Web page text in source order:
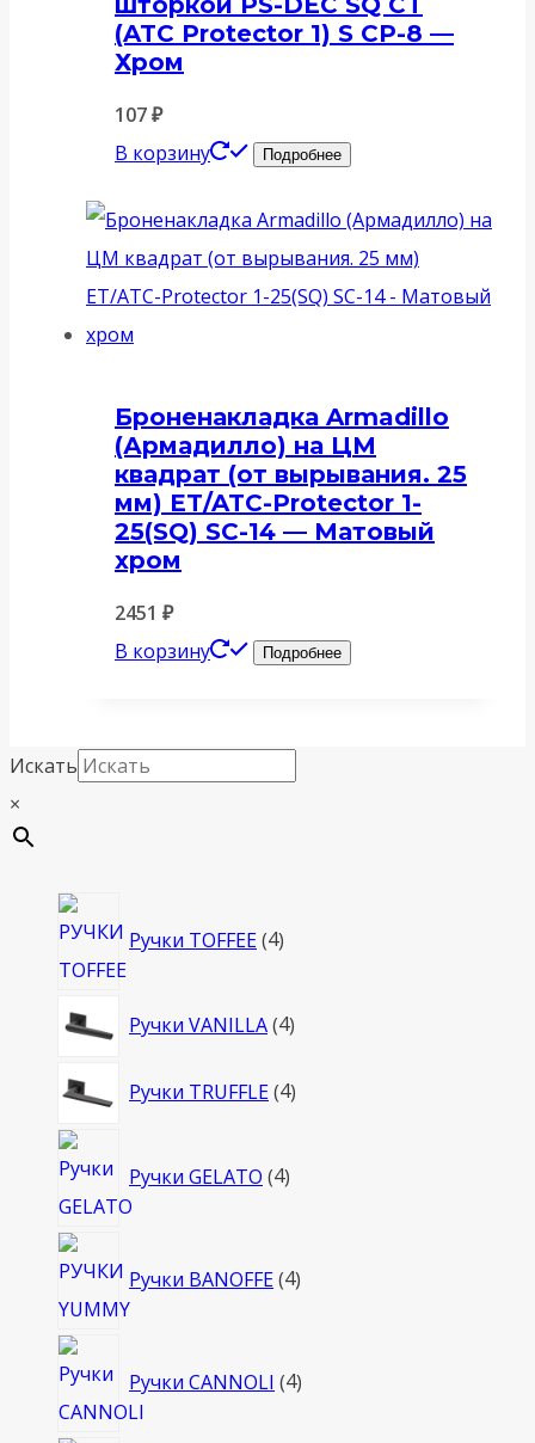
(ATC Protector 1) S CP-8 —
Хром
107₽
В корзину
Подробнее
Броненакладка Armadillo
(Армадилло) на ЦМ
квадрат (от вырывания. 25
мм) ET/ATC-Protector 1-
25(SQ) SC-14 — Матовый
хром
2451 ₽
В корзину
Подробнее
Искать
×
Ручки TOFFEE 4товара
Ручки VANILLA 44
Ручки TRUFFLE 44
Ручки GELATO 4товара
Ручки BANOFFE 4товара
Ручки CANNOLI 4товара